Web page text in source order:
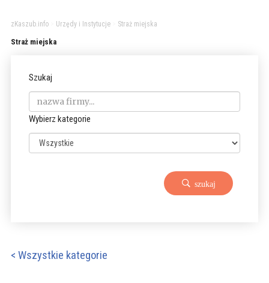
zKaszub.info> Urzędy i Instytucje> Straż miejska
Straż miejska
Szukaj
Wybierz kategorie
szukaj
< Wszystkie kategorie